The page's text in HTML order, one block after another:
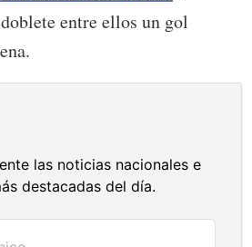
entre ellos un gol
las noticias nacionales e
destacadas del día.